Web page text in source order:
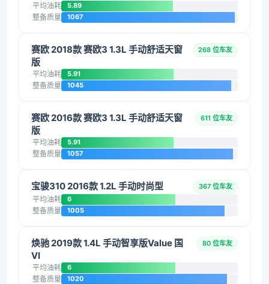
平均油耗 5.89
整备质量 1067
赛欧 2018款 赛欧3 1.3L 手动舒适天窗
版
268 位车友
平均油耗 5.91
整备质量 1045
赛欧 2016款 赛欧3 1.3L 手动舒适天窗
版
611 位车友
平均油耗 5.91
整备质量 1057
宝骏310 2016款 1.2L 手动时尚型 367 位车友
平均油耗 6
整备质量 1005
焕驰 2019款 1.4L 手动智享版Value 国
VI
80 位车友
平均油耗 6
整备质量 1020